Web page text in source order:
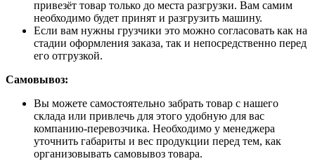
привезёт товар только до места разгрузки. Вам самим
необходимо будет принят и разгрузить машину.
Если вам нужны грузчики это можно согласовать как на
стадии оформления заказа, так и непосредственно перед
его отгрузкой.
Самовывоз:
Вы можете самостоятельно забрать товар с нашего
склада или привлечь для этого удобную для вас
компанию-перевозчика. Необходимо у менеджера
уточнить габариты и вес продукции перед тем, как
организовывать самовывоз товара.